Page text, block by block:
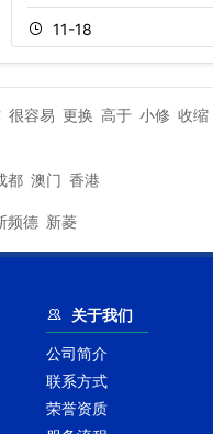
11-18
很容易 更换 高于 小修 收缩
都 澳门 香港
频德 新菱
关于我们
公司简介
联系方式
荣誉资质